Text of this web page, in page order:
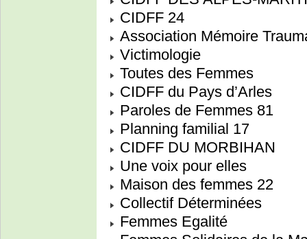
CIDFF 24
Association Mémoire
Victimologie
Toutes des Femmes
CIDFF du Pays d’Arles
Paroles de Femmes 81
Planning familial 17
CIDFF DU MORBIHAN
Une voix pour elles
Maison des femmes 22
Collectif Déterminées
Femmes Egalité